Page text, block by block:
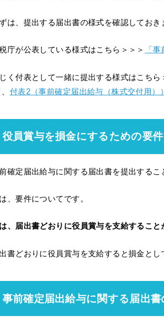
は、提出する届出書の様式を確認しておき
庁が公表している様式はこちら＞＞＞ 「
く付表として一緒に提出する様式はこちら
付表2（事前確定届出給与（株式交付用））
役員賞与を損金にするための要件
確定届出給与に関する届出書を提出するこ
、要件についてです。
、届出書どおりに役員賞与を支給すること
書どおりに役員賞与を支給すると損金とし
事前確定届出給与に関する届出